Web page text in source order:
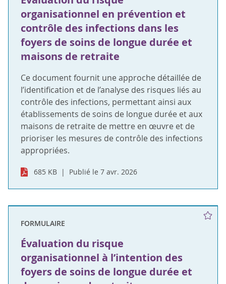
organisationnel en prévention et
contrôle des infections dans les
foyers de soins de longue durée et
maisons de retraite
Ce document fournit une approche détaillée de
l’identification et de l’analyse des risques liés au
contrôle des infections, permettant ainsi aux
établissements de soins de longue durée et aux
maisons de retraite de mettre en œuvre et de
prioriser les mesures de contrôle des infections
appropriées.
685 KB Publié le 7 avr. 2026
FORMULAIRE
Évaluation du risque
organisationnel à l’intention des
foyers de soins de longue durée et